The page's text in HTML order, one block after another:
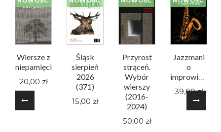
Wiersze z
niepamięci
20,00 zł
Śląsk
sierpień
2026
(371)
15,00 zł
Przyrost
strąceń.
Wybór
wierszy
(2016-
2024)
50,00 zł
Jazzmani
o
improwizacji
39,00 zł